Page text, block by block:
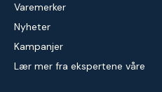
Varemerker
Nyheter
Kampanjer
Lær mer fra ekspertene våre